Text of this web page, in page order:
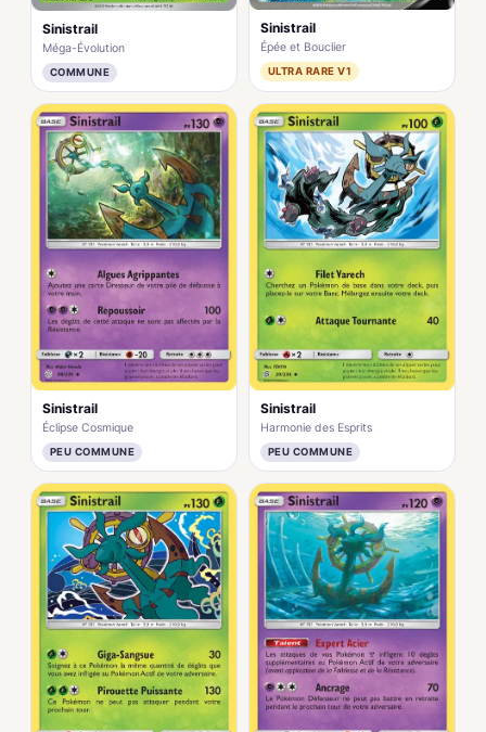
Sinistrail
Méga-Évolution
COMMUNE
Sinistrail
Épée et Bouclier
ULTRA RARE V1
Sinistrail
Éclipse Cosmique
PEU COMMUNE
Sinistrail
Harmonie des Esprits
PEU COMMUNE